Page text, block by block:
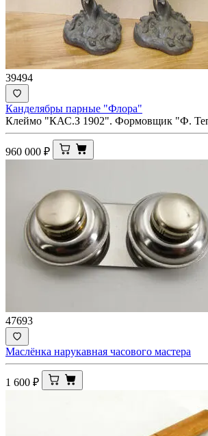
39494
Канделябры парные "Флора"
Клеймо "КАС.З 1902". Формовщик "Ф.
960 000 ₽
47693
Маслёнка нарукавная часового мастера
1 600 ₽